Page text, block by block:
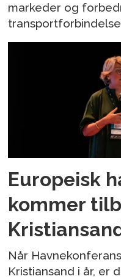
markeder og
Europeisk
kommer
Når
Kristiansand i år, er